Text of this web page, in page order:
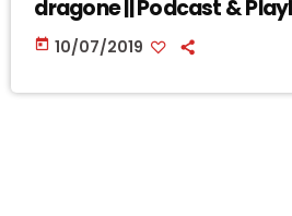
dragone || Podcast &
today 10/07/2019